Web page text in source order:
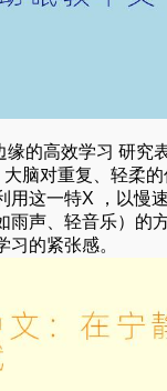
缘的高效学习 研究
大脑对重复、轻柔
用这一特X ，以慢
雨声、轻音乐）的
习的紧张感。